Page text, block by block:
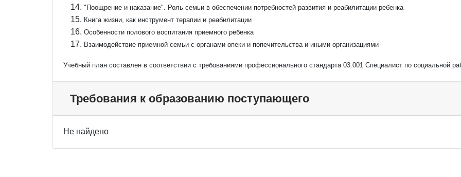
"Поощрение и наказание". Роль семьи в обеспечении потребностей развития и реабилитации ребенка
Книга жизни, как инструмент терапии и реабилитации
Особенности полового воспитания приемного ребенка
Взаимодействие приемной семьи с органами опеки и попечительства и иными организациями
Учебный план составлен в соответствии с требованиями профессионального стандарта 03.001 Специалист по социальной
Требования к образованию поступающего
Не найдено